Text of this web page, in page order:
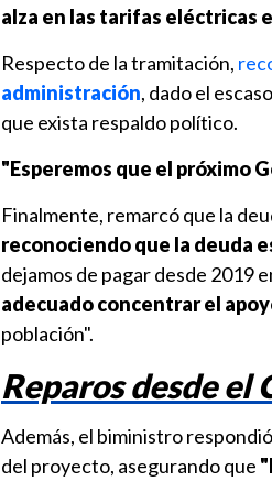
alza en las tarifas eléctricas
Respecto de la tramitación,
administración, dado el
que exista respaldo político.
"Esperemos que el próximo
Finalmente, remarcó que la
reconociendo que la deuda
dejamos de pagar desde 2019
adecuado concentrar el
población".
Reparos desde el
Además, el biministro
del proyecto, asegurando que